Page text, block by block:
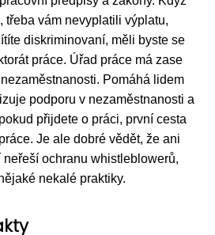
třeba vám nevyplatili výplatu,
diskriminovaní, měli byste se
práce. Úřad práce má zase
Pomáhá lidem
podporu v nezaměstnanosti a
přijdete o práci, první cesta
Je ale dobré vědět, že ani
ochranu whistleblowerů,
nekalé praktiky.